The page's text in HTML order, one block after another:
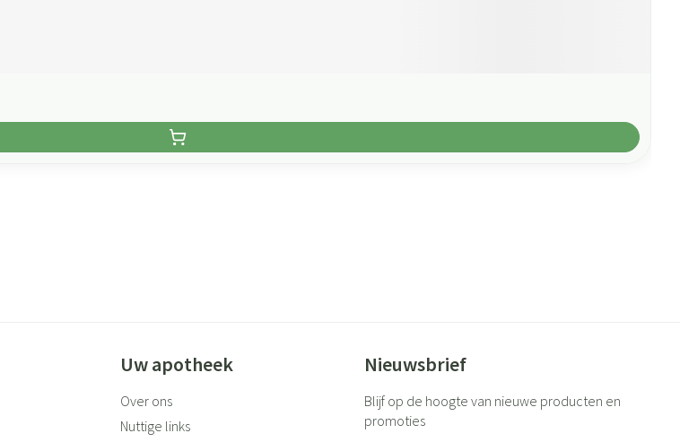
Uw apotheek
Over ons
Nuttige links
Nieuwsbrief
Blijf op de hoogte van nieuwe producten en
promoties